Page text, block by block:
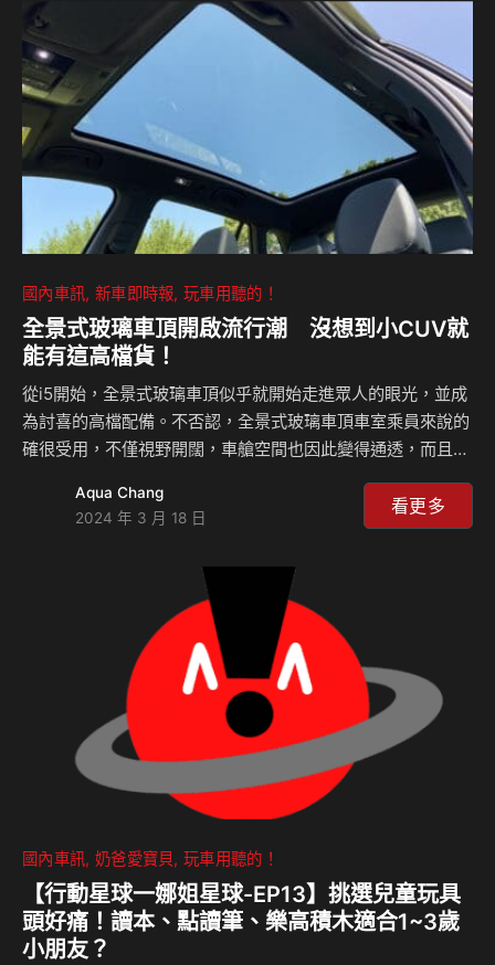
https://www.youtube.com/channel/UCo3IxZ-
cdzucOFOOY3CBe1w 被遺忘的手排車 90年代你想不到的
稀有貨(一)！ 石頭被拿來洗錢 大陸的雅石風潮是從台…
國內車訊 新車即時報 玩車用聽的！
全景式玻璃車頂開啟流行潮 沒想到小CUV就
能有這高檔貨！
從i5開始，全景式玻璃車頂似乎就開始走進眾人的眼光，並成
為討喜的高檔配備。不否認，全景式玻璃車頂車室乘員來說的
確很受用，不僅視野開闊，車艙空間也因此變得通透，而且還
想到Skoda Kamiq冠軍版竟然也有，而且還有附電動腰靠的
電調座椅及過往列為選配的輪圈，這麼有趣的小CUV當然得弄
出發，重新審視這台歐系小休旅究竟有何能耐！ 相關新聞：
Aqua Chang
2024 年 3 月 18 日
看更多
國內車訊 奶爸愛寶貝 玩車用聽的！
【行動星球⼀娜姐星球-EP13】挑選兒童玩具
頭好痛！讀本、點讀筆、樂高積木適合1~3歲
小朋友？